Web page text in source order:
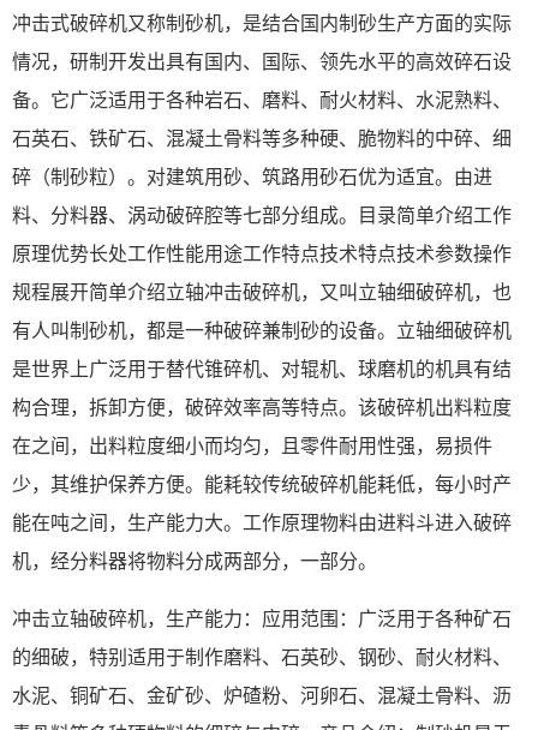
冲击式破碎机又称制砂机，是结合国内制砂生产方面的实际
情况，研制开发出具有国内、国际、领先水平的高效碎石设
备。它广泛适用于各种岩石、磨料、耐火材料、水泥熟料、
石英石、铁矿石、混凝土骨料等多种硬、脆物料的中碎、细
碎（制砂粒）。对建筑用砂、筑路用砂石优为适宜。由进
料、分料器、涡动破碎腔等七部分组成。目录简单介绍工作
原理优势长处工作性能用途工作特点技术特点技术参数操作
规程展开简单介绍立轴冲击破碎机，又叫立轴细破碎机，也
有人叫制砂机，都是一种破碎兼制砂的设备。立轴细破碎机
是世界上广泛用于替代锥碎机、对辊机、球磨机的机具有结
构合理，拆卸方便，破碎效率高等特点。该破碎机出料粒度
在之间，出料粒度细小而均匀，且零件耐用性强，易损件
少，其维护保养方便。能耗较传统破碎机能耗低，每小时产
能在吨之间，生产能力大。工作原理物料由进料斗进入破碎
机，经分料器将物料分成两部分，一部分。
冲击立轴破碎机，生产能力：应用范围：广泛用于各种矿石
的细破，特别适用于制作磨料、石英砂、钢砂、耐火材料、
水泥、铜矿石、金矿砂、炉碴粉、河卵石、混凝土骨料、沥